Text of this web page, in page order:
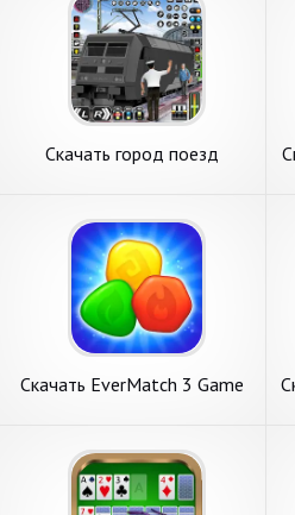
Скачать город поезд
Андроид
Скачать EverMatch 3 Game